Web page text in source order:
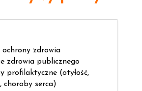
ochrony zdrowia
zdrowia publicznego
profilaktyczne (otyłość,
choroby serca)